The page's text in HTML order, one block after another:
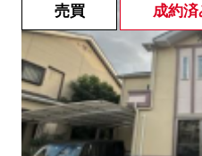
売買 成約済